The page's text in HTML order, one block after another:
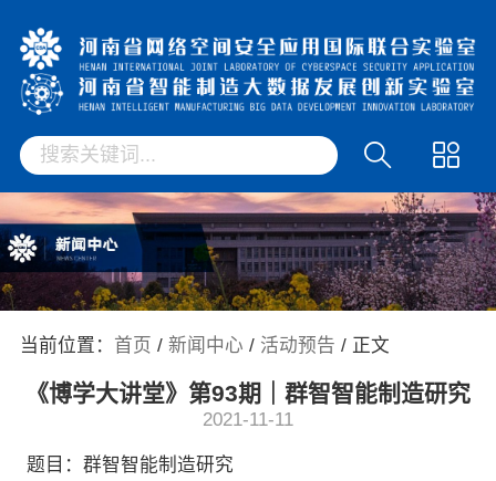
当前位置： 首页 / 新闻中心 / 活动预告 / 正文
《博学大讲堂》第93期｜群智智能制造研究
2021-11-11
题目：群智智能制造研究